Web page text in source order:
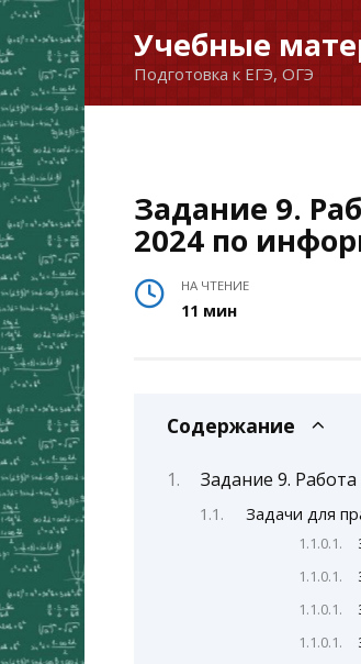
Перейти
к
содержанию
Учебные
Подготовка к ЕГЭ, ОГЭ
Задание 9.
2024 по
НА ЧТЕНИЕ
11 мин
Содержание
Задание 9.
Задачи для